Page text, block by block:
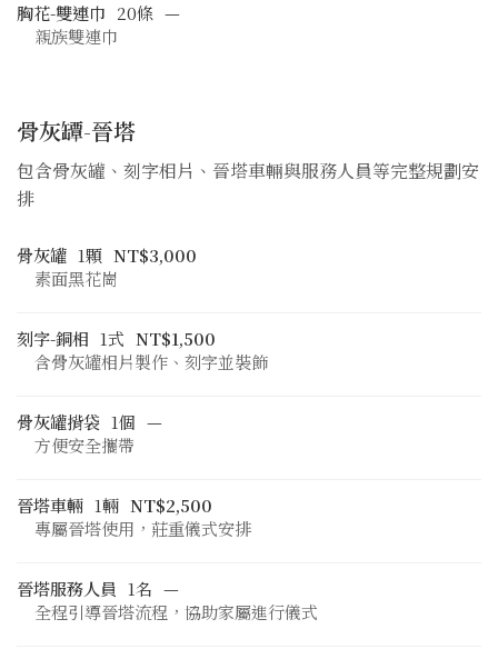
胸花-雙連巾 20條 —
親族雙連巾
骨灰罈-晉塔
包含骨灰罐、刻字相片、晉塔車輛與服務人員等完整規劃安
排
骨灰罐 1顆 NT$3,000
素面黑花崗
刻字-銅相 1式 NT$1,500
含骨灰罐相片製作、刻字並裝飾
骨灰罐揹袋 1個 —
方便安全攜帶
晉塔車輛 1輛 NT$2,500
專屬晉塔使用，莊重儀式安排
晉塔服務人員 1名 —
全程引導晉塔流程，協助家屬進行儀式